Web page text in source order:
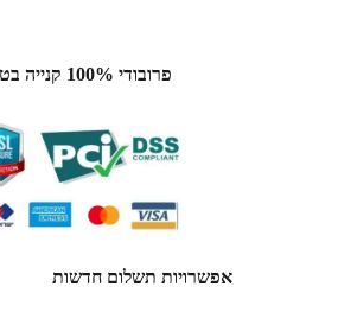
פרובודי 100% קנייה בטוחה
אפשרויות תשלום חדשות